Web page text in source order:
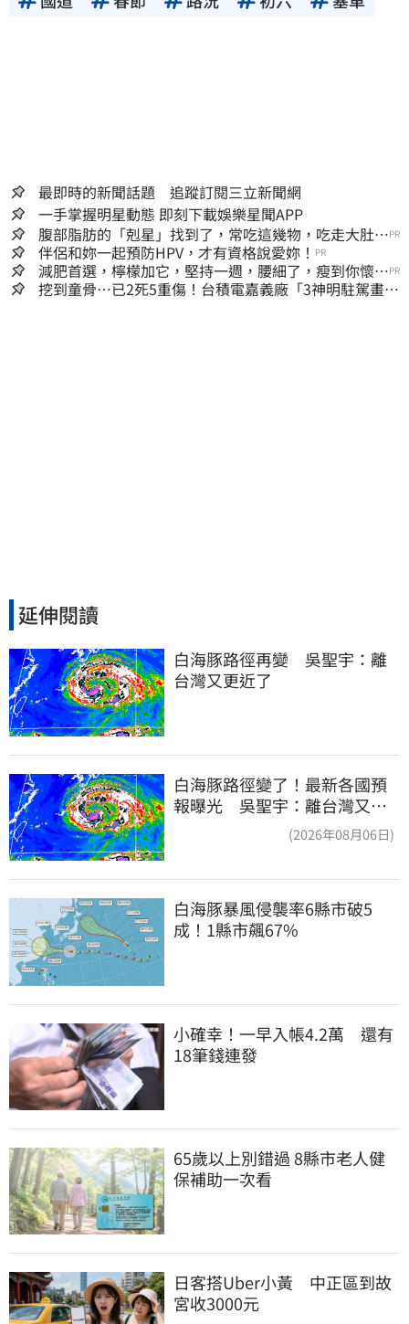
最即時的新聞話題 追蹤訂閱三立新聞網
一手掌握明星動態 即刻下載娛樂星聞APP
腹部脂肪的「剋星」找到了，常吃這幾物，吃走大肚
囊，瘦出小蠻腰
PR
伴侶和妳一起預防HPV，才有資格說愛妳！ PR
減肥首選，檸檬加它，堅持一週，腰細了，瘦到你懷疑
人生
PR
挖到童骨…已2死5重傷！台積電嘉義廠「3神明駐駕畫面
延伸閱讀
白海豚路徑再變　吳聖宇：離
台灣又更近了
白海豚路徑變了！最新各國預
報曝光 吳聖宇：離台灣又更
(2026年08月06日)
白海豚暴風侵襲率6縣市破5
成！1縣市飆67%
小確幸！一早入帳4.2萬　還有
18筆錢連發
65歲以上別錯過 8縣市老人健
保補助一次看
日客搭Uber小黃　中正區到故
宮收3000元